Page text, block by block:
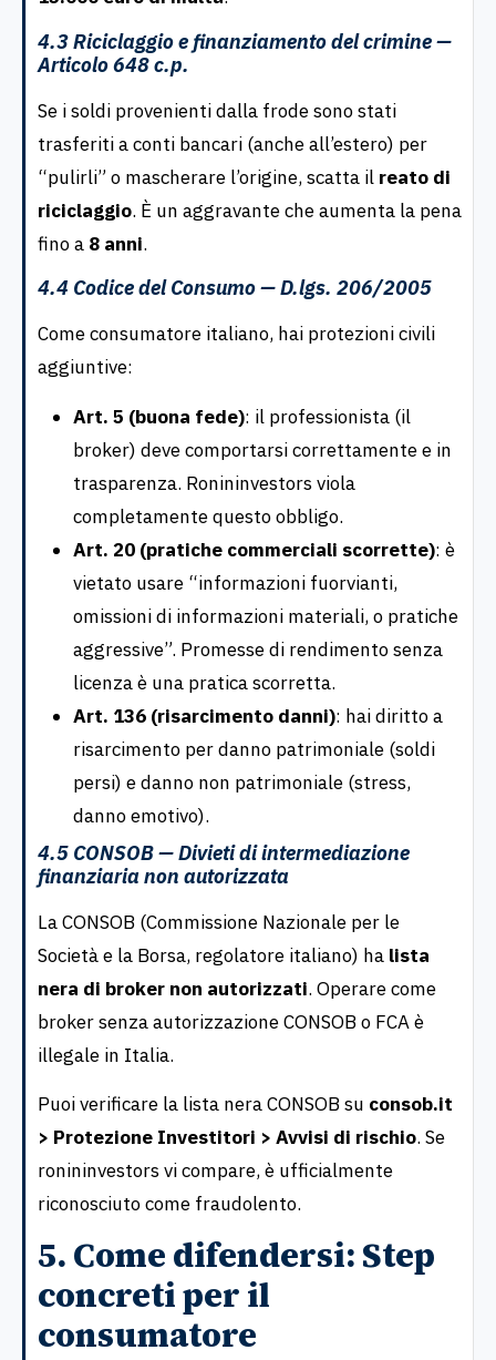
4.3 Riciclaggio e finanziamento del crimine —
Articolo 648 c.p.
Se i soldi provenienti dalla frode sono stati
trasferiti a conti bancari (anche all’estero) per
“pulirli” o mascherare l’origine, scatta il reato di
riciclaggio. È un aggravante che aumenta la pena
fino a 8 anni.
4.4 Codice del Consumo — D.lgs. 206/2005
Come consumatore italiano, hai protezioni civili
aggiuntive:
Art. 5 (buona fede): il professionista (il
broker) deve comportarsi correttamente e in
trasparenza. Ronininvestors viola
completamente questo obbligo.
Art. 20 (pratiche commerciali scorrette): è
vietato usare “informazioni fuorvianti,
omissioni di informazioni materiali, o pratiche
aggressive”. Promesse di rendimento senza
licenza è una pratica scorretta.
Art. 136 (risarcimento danni): hai diritto a
risarcimento per danno patrimoniale (soldi
persi) e danno non patrimoniale (stress,
danno emotivo).
4.5 CONSOB — Divieti di intermediazione
finanziaria non autorizzata
La CONSOB (Commissione Nazionale per le
Società e la Borsa, regolatore italiano) ha lista
nera di broker non autorizzati. Operare come
broker senza autorizzazione CONSOB o FCA è
illegale in Italia.
Puoi verificare la lista nera CONSOB su consob.it
> Protezione Investitori > Avvisi di rischio. Se
ronininvestors vi compare, è ufficialmente
riconosciuto come fraudolento.
5. Come difendersi: Step
concreti per il
consumatore